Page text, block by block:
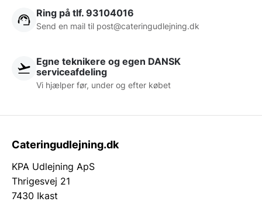
Ring på tlf. 93104016
Send en mail til post@cateringudlejning.dk
Egne teknikere og egen DANSK
serviceafdeling
Vi hjælper før, under og efter købet
Cateringudlejning.dk
KPA Udlejning ApS
Thrigesvej 21
7430 Ikast